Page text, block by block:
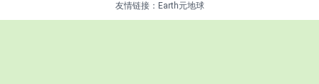
友情链接： Earth元地球